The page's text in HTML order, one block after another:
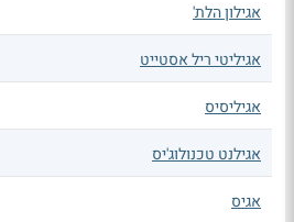
אגילון הלת'
אגיליטי ריל אסטייט
אגיליסיס
אגילנט טכנולוג'יס
אגיס